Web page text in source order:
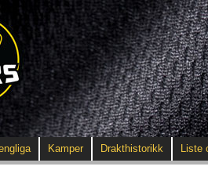
Kamper Drakthistorikk Liste